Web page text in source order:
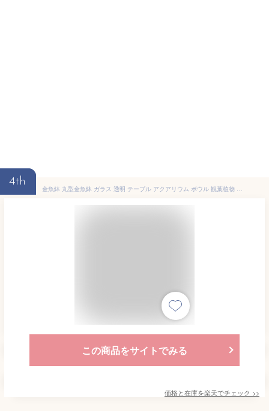
4th
金魚鉢 丸型金魚鉢 ガラス 透明 テーブル アクアリウム ボウル 観葉植物 大容量 おしゃれ インテリア 容器 オブジェ テラリウム 花瓶 フラワーベース
この商品をサイトでみる
価格と在庫を楽天でチェック >>